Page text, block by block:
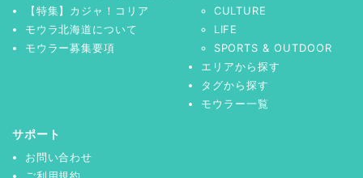
【特集】カジャ！コリア
モウラ北海道について
モウラー募集要項
CULTURE
LIFE
SPORTS & OUTDOOR
エリアから探す
タグから探す
モウラー一覧
サポート
お問い合わせ